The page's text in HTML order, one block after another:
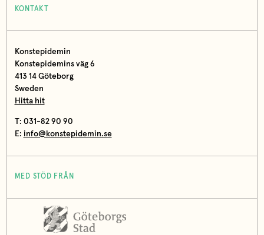
KONTAKT
Konstepidemin
Konstepidemins väg 6
413 14 Göteborg
Sweden
Hitta hit
T: 031-82 90 90
E: info@konstepidemin.se
MED STÖD FRÅN